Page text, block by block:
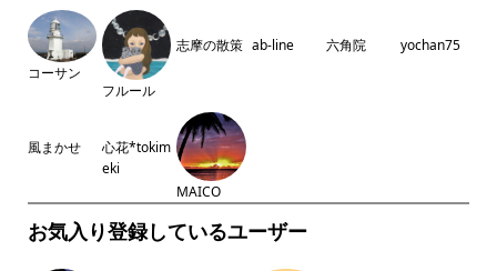
コーサン
フルール
志摩の散策 ab-line 六角院 yochan75
風まかせ
心花*tokim
eki
MAICO
お気入り登録しているユーザー